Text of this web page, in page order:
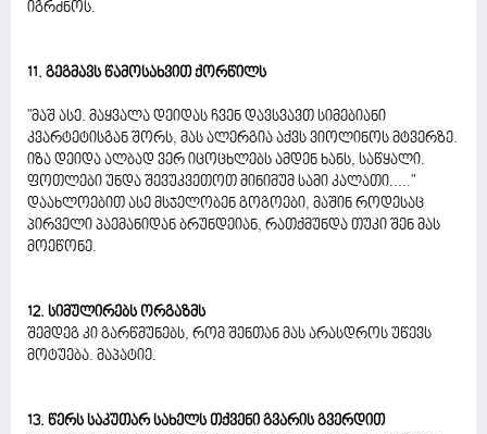
იგრძნოს.
11. გეგმავს წამოსახვით ქორწილს
"მაშ ასე. მაყვალა დეიდას ჩვენ დავსვავთ სიმებიანი
კვარტეტისგან შორს, მას ალერგია აქვს ვიოლინოს მტვერზე.
იზა დეიდა ალბად ვერ იცოცხლებს ამდენ ხანს, საწყალი.
ფოთლები უნდა შევუკვეთოთ მინიმუმ სამი კალათი....."
დაახლოებით ასე მსჯელობენ გოგოები, მაშინ როდესაც
პირველი პაემანიდან ბრუნდეიან, რათქმუნდა თუკი შენ მას
მოეწონე.
12. სიმულირებს ორგაზმს
შემდეგ კი გარწმუნებს, რომ შენთან მას არასდროს უწევს
მოტუება. მაპატიე.
13. წერს საკუთარ სახელს თქვენი გვარის გვერდით